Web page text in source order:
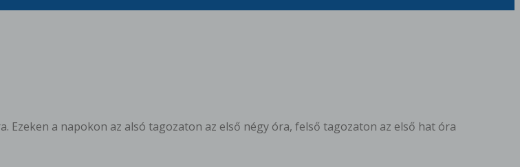
Ezeken a napokon az alsó tagozaton az első négy óra, felső tagozaton az első hat óra